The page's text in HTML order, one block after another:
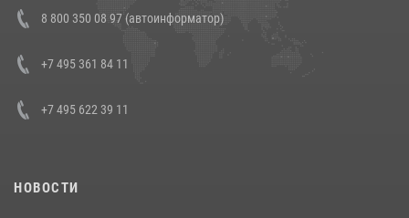
В Росгвардии прошла военно-научная конференция по обобщению
боевого опыта
8 800 350 08 97 (автоинформатор)
+7 495 361 84 11
+7 495 622 39 11
НОВОСТИ